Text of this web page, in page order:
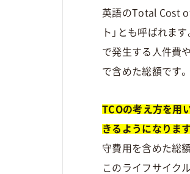
英語のTotal Cost of
ト」とも呼ばれま
で発生する人件費
で含めた総額です。
TCOの考え方を用
きるようになります
守費用を含めた総
このライフサイク